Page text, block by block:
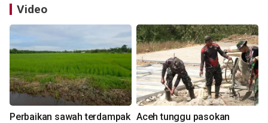
Video
Perbaikan sawah terdampak Aceh tunggu pasokan